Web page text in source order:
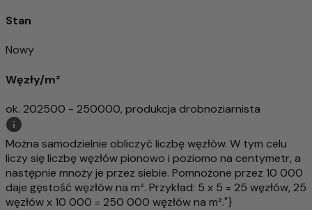
Stan
Nowy
Węzły/m²
ok. 202500 - 250000, produkcja drobnoziarnista
Można samodzielnie obliczyć liczbę węzłów. W tym celu
liczy się liczbę węzłów pionowo i poziomo na centymetr, a
następnie mnoży je przez siebie. Pomnożone przez 10 000
daje gęstość węzłów na m². Przykład: 5 x 5 = 25 węzłów, 25
węzłów x 10 000 = 250 000 węzłów na m²."}